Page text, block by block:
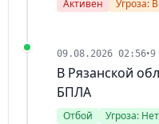
Активен Угроза:
09.08.2026 02:56•9
В Рязанской
БПЛА
Отбой Угроза: